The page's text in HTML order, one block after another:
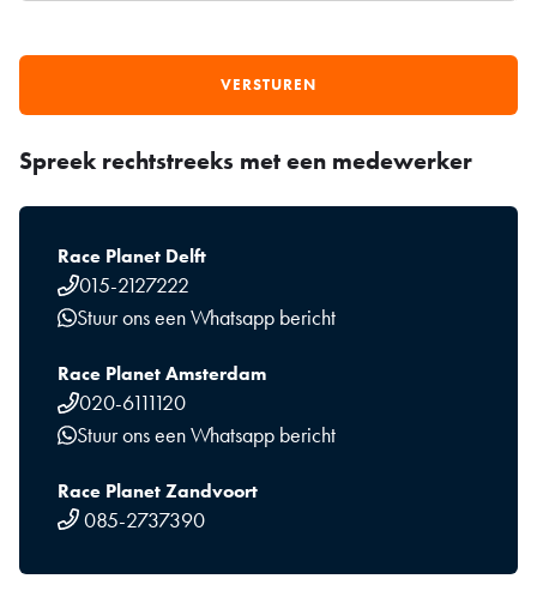
Spreek rechtstreeks met een medewerker
Race Planet Delft
015-2127222
Stuur ons een Whatsapp bericht
Race Planet Amsterdam
020-6111120
Stuur ons een Whatsapp bericht
Race Planet Zandvoort
085-2737390